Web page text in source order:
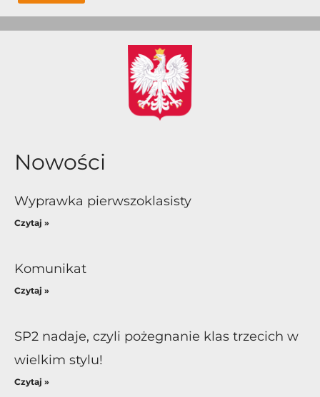
Nowości
Wyprawka pierwszoklasisty
Czytaj »
Komunikat
Czytaj »
SP2 nadaje, czyli pożegnanie klas trzecich w
wielkim stylu!
Czytaj »